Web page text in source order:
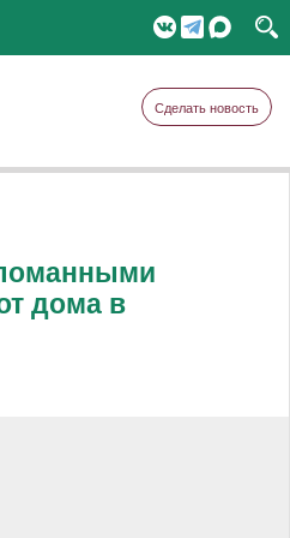
Сделать новость
дома в